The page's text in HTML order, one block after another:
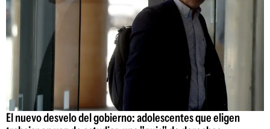
El nuevo desvelo del gobierno: adolescentes que eligen